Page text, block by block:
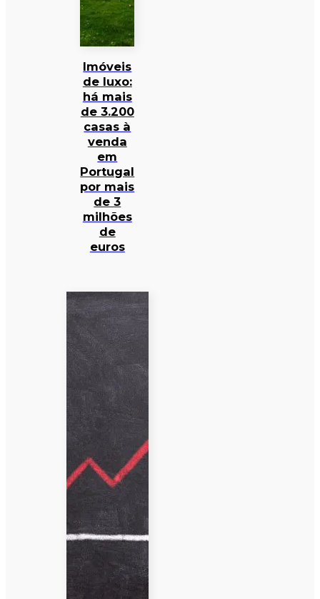
Imóveis
de luxo:
há mais
de 3.200
casas à
venda
em
Portugal
por mais
de 3
milhões
de
euros